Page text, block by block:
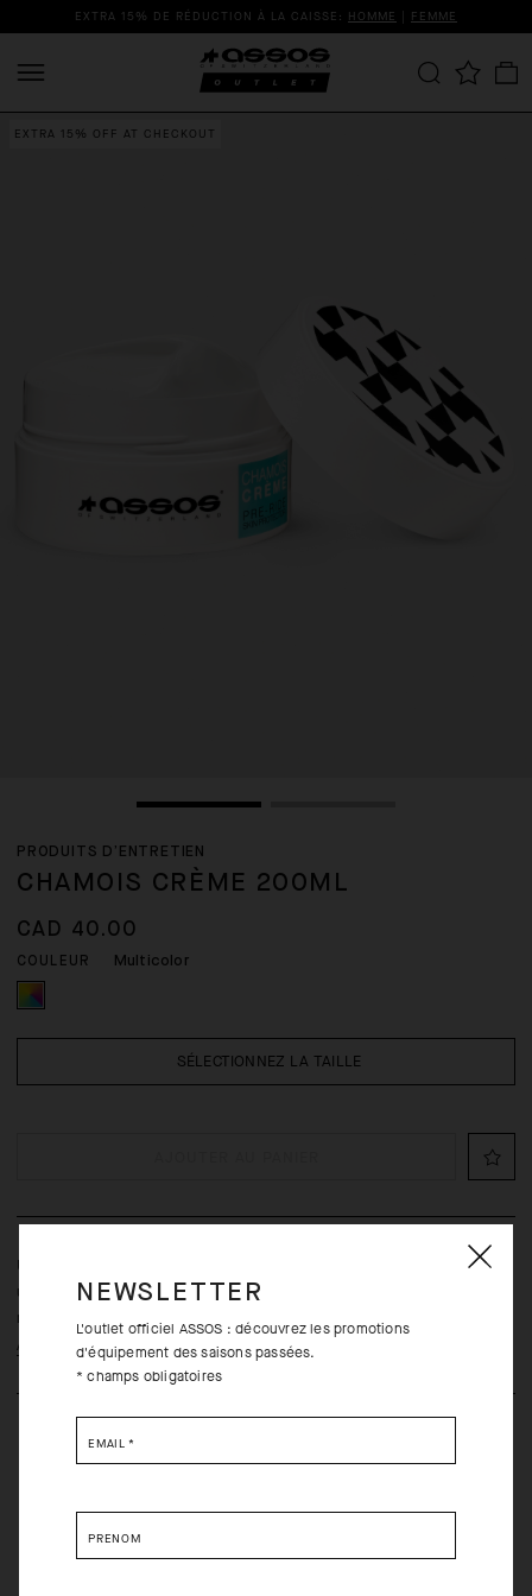
EXTRA 15% DE RÉDUCTION À LA CAISSE: HOMME | FEMME
EXTRA 15% OFF AT CHECKOUT
PRODUITS D’ENTRETIEN
CHAMOIS CRÈME 200ML
CAD 40.00
COULEUR Multicolor
SÉLECTIONNEZ LA TAILLE
Un soin indispensable avant la course qui apporte à votre peau
un effet réhydratant, régénérant et protecteur, en plus de limiter le
risque d'irritations occasionnées par les frottements.
Apprendre encore plus
NEWSLETTER
L'outlet officiel ASSOS : découvrez les promotions
d'équipement des saisons passées.
* champs obligatoires
EMAIL *
PRÉNOM